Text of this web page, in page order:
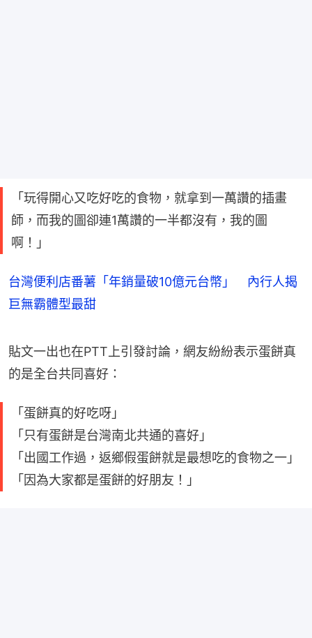
「玩得開心又吃好吃的食物，就拿到一萬讚的插畫
師，而我的圖卻連1萬讚的一半都沒有，我的圖
啊！」
台灣便利店番薯「年銷量破10億元台幣」 內行人揭
巨無霸體型最甜
貼文一出也在PTT上引發討論，網友紛紛表示蛋餅真
的是全台共同喜好：
「蛋餅真的好吃呀」
「只有蛋餅是台灣南北共通的喜好」
「出國工作過，返鄉假蛋餅就是最想吃的食物之一」
「因為大家都是蛋餅的好朋友！」